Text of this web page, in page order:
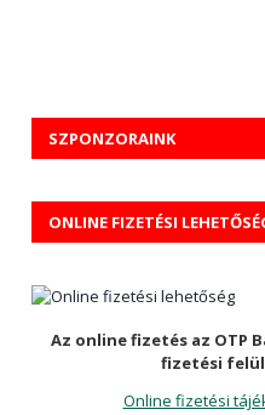
SZPONZORAINK
ONLINE FIZETÉSI
Az online fizetés az OTP
fizetési
Online fizetési